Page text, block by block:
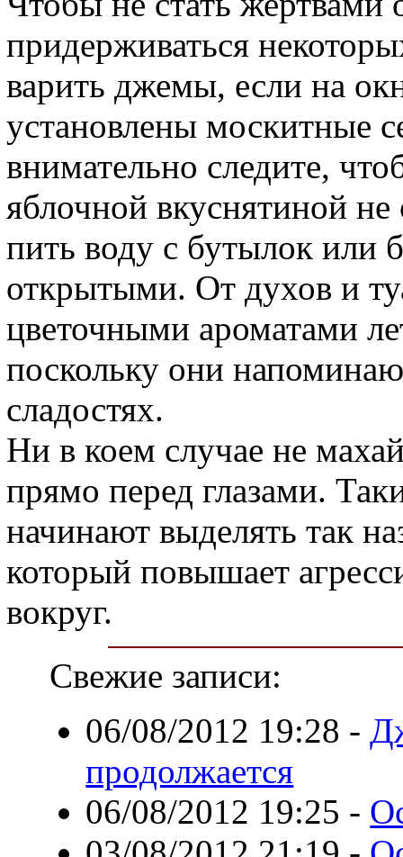
придерживаться
варить джемы, если на
установлены москитные
внимательно следите,
яблочной вкуснятиной не
пить воду с бутылок или
открытыми. От духов и
цветочными ароматами
поскольку они
сладостях.
Ни в коем случае не
прямо перед глазами.
начинают выделять так
который повышает
вокруг.
Свежие записи:
06/08/2012 19:28 -
продолжается
06/08/2012 19:25 -